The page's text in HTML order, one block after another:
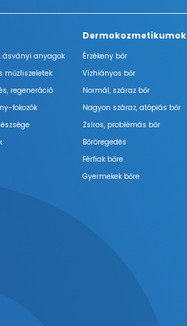
ásványi anyagok
műzliszeletek
regeneráció
fokozók
Dermokozmetikumok
Érzékeny bőr
Vízhiányos bőr
Normál, száraz bőr
Nagyon száraz, atópiás bőr
Zsíros, problémás bőr
Bőröregedés
Férfiak bőre
Gyermekek bőre